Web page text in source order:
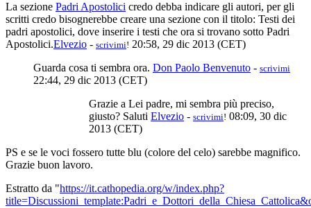
La sezione Padri Apostolici credo debba indicare gli autori, per gli
scritti credo bisognerebbe creare una sezione con il titolo: Testi dei
padri apostolici, dove inserire i testi che ora si trovano sotto Padri
Apostolici.Elvezio - scrivimi! 20:58, 29 dic 2013 (CET)
Guarda cosa ti sembra ora. Don Paolo Benvenuto - scrivimi
22:44, 29 dic 2013 (CET)
Grazie a Lei padre, mi sembra più preciso,
giusto? Saluti Elvezio - scrivimi! 08:09, 30 dic
2013 (CET)
PS e se le voci fossero tutte blu (colore del celo) sarebbe magnifico.
Grazie buon lavoro.
Estratto da "https://it.cathopedia.org/w/index.php?